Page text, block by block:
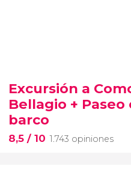
Excursión a
Bellagio + Paseo
barco
8,5 / 10 1.743 opiniones